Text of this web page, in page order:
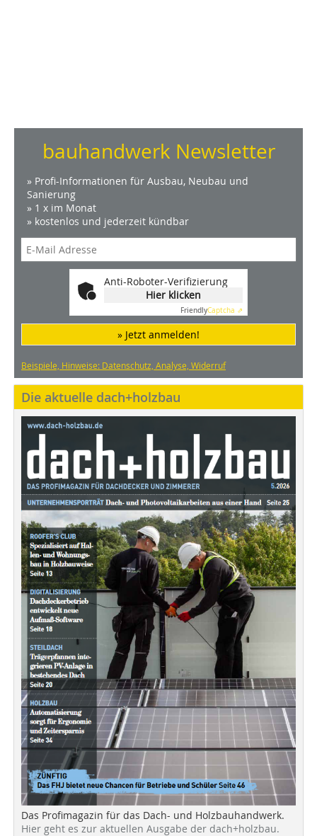
bauhandwerk Newsletter
» Profi-Informationen für Ausbau, Neubau und
Sanierung
» 1 x im Monat
» kostenlos und jederzeit kündbar
Anti-Roboter-Verifizierung
Hier klicken
FriendlyCaptcha ⇗
» Jetzt anmelden!
Beispiele, Hinweise: Datenschutz, Analyse, Widerruf
Die aktuelle dach+holzbau
Das Profimagazin für das Dach- und Holzbauhandwerk.
Hier geht es zur aktuellen Ausgabe der dach+holzbau.